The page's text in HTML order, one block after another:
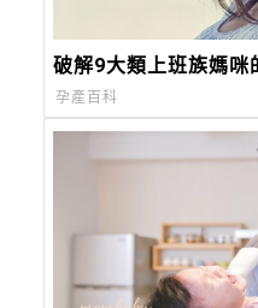
破解9大類上班族媽咪
孕產百科